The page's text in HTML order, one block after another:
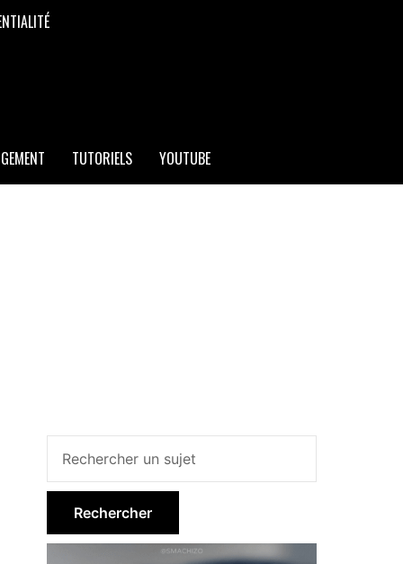
TUTORIELS YOUTUBE
Barre
latérale
principale